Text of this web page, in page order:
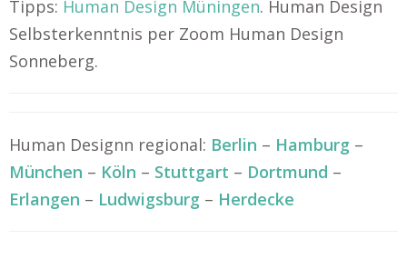
Tipps: Human Design Müningen. Human Design
Selbsterkenntnis per Zoom Human Design
Sonneberg.
Human Designn regional: Berlin – Hamburg –
München – Köln – Stuttgart – Dortmund –
Erlangen – Ludwigsburg – Herdecke